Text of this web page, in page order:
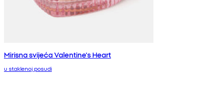
Mirisna svijeća Valentine's Heart
u staklenoj posudi